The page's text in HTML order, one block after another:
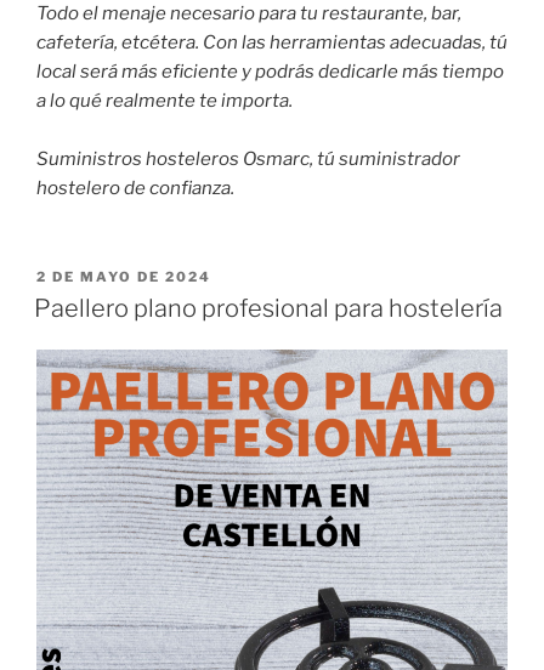
Todo el menaje necesario para tu restaurante, bar,
cafetería, etcétera. Con las herramientas adecuadas, tú
local será más eficiente y podrás dedicarle más tiempo
a lo qué realmente te importa.
Suministros hosteleros Osmarc, tú suministrador
hostelero de confianza.
PUBLICADO
EL
2 DE MAYO DE 2024
Paellero plano profesional para hostelería